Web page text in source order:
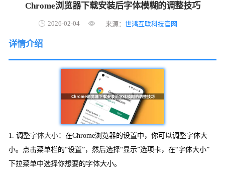
Chrome浏览器下载安装后字体模糊的调整技巧
2026-02-04 来源：世鸿互联科技官网
详情介绍
1. 调整字体大小：在Chrome浏览器的设置中，你可以调整字体大
小。点击菜单栏的“设置”，然后选择“显示”选项卡，在“字体大小”
下拉菜单中选择你想要的字体大小。